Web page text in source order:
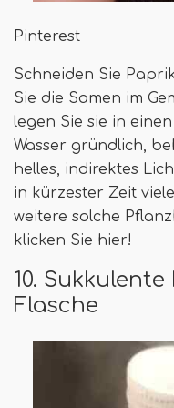
Pinterest
Schneiden Sie
Sie die Samen im
legen Sie sie in
Wasser gründlich,
helles, indirektes
in kürzester Zeit
weitere solche
klicken Sie hier!
10.
Flasche